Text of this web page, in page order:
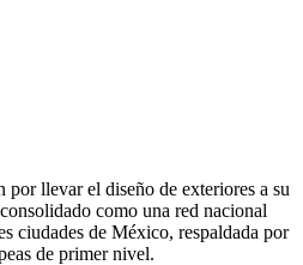
llevar el diseño de exteriores a su
como una red nacional
ciudades de México, respaldada por
de primer nivel.